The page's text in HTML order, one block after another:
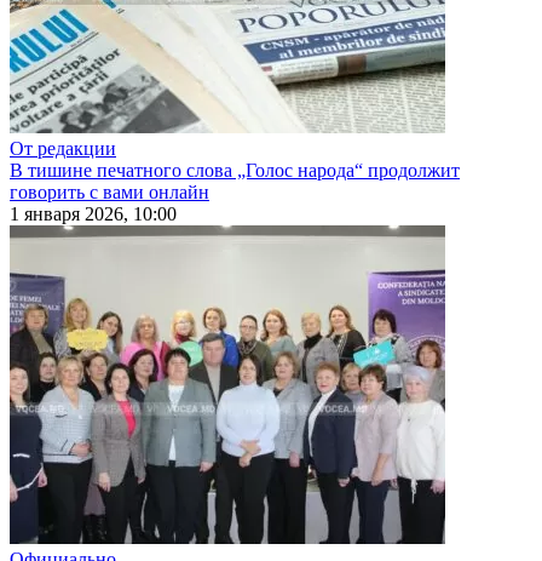
От редакции
В тишине печатного слова „Голос народа“ продолжит
говорить с вами онлайн
1 января 2026, 10:00